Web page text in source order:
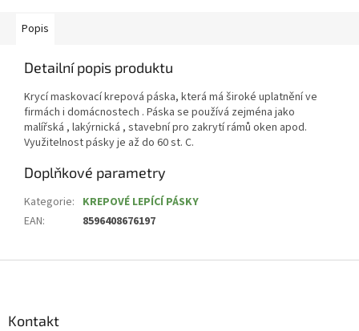
Popis
Detailní popis produktu
Krycí maskovací krepová páska, která má široké uplatnění ve
firmách i domácnostech . Páska se používá zejména jako
malířská , lakýrnická , stavební pro zakrytí rámů oken apod.
Využitelnost pásky je až do 60 st. C.
Doplňkové parametry
Kategorie: KREPOVÉ LEPÍCÍ PÁSKY
EAN: 8596408676197
Kontakt